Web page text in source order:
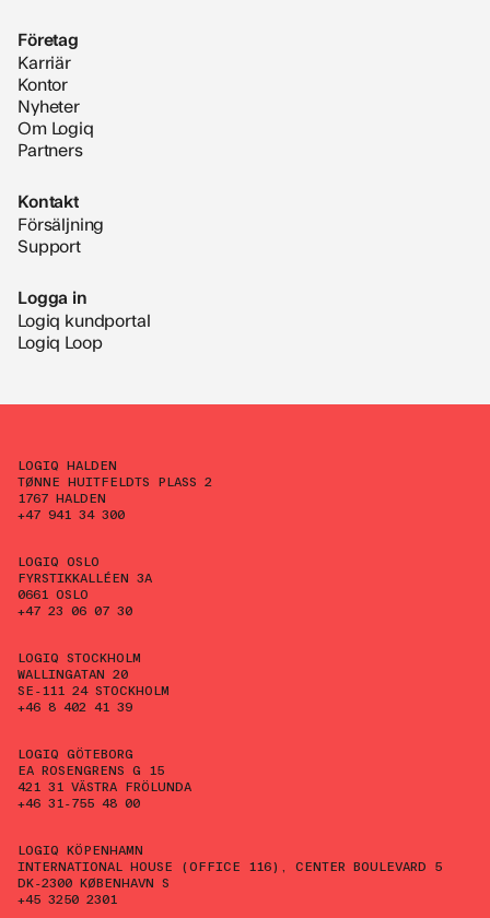
Företag
Karriär
Kontor
Nyheter
Om Logiq
Partners
Kontakt
Försäljning
Support
Logga in
Logiq kundportal
Logiq Loop
LOGIQ HALDEN
TØNNE HUITFELDTS PLASS 2
1767 HALDEN
+47 941 34 300
LOGIQ OSLO
FYRSTIKKALLÉEN 3A
0661 OSLO
+47 23 06 07 30
LOGIQ STOCKHOLM
WALLINGATAN 20
SE-111 24 STOCKHOLM
+46 8 402 41 39
LOGIQ GÖTEBORG
EA ROSENGRENS G 15
421 31 VÄSTRA FRÖLUNDA
+46 31-755 48 00
LOGIQ KÖPENHAMN
INTERNATIONAL HOUSE (OFFICE 116), CENTER BOULEVARD 5
DK-2300 KØBENHAVN S
+45 3250 2301